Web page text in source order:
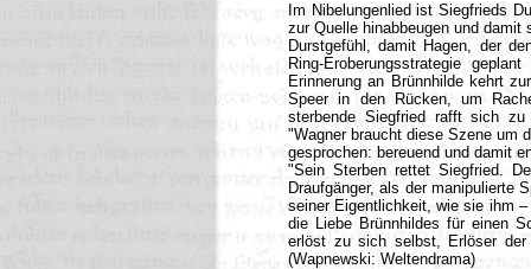
Im Nibelungenlied ist Siegfrieds
zur Quelle hinabbeugen und damit
Durstgefühl, damit Hagen, der
Ring-Eroberungsstrategie
Erinnerung an Brünnhilde kehrt
Speer in den Rücken, um
sterbende Siegfried rafft sich
"Wagner braucht diese Szene um
gesprochen: bereuend und damit
"Sein Sterben rettet Siegfried.
Draufgänger, als der manipulierte
seiner Eigentlichkeit, wie sie ihm
die Liebe Brünnhildes für einen
erlöst zu sich selbst, Erlöser
(Wapnewski: Weltendrama)